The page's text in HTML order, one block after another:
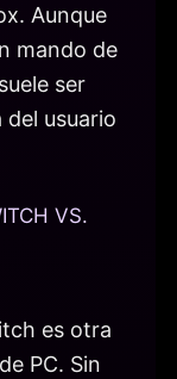
Aunque
mando de
ser
del usuario
VS.
es otra
PC. Sin